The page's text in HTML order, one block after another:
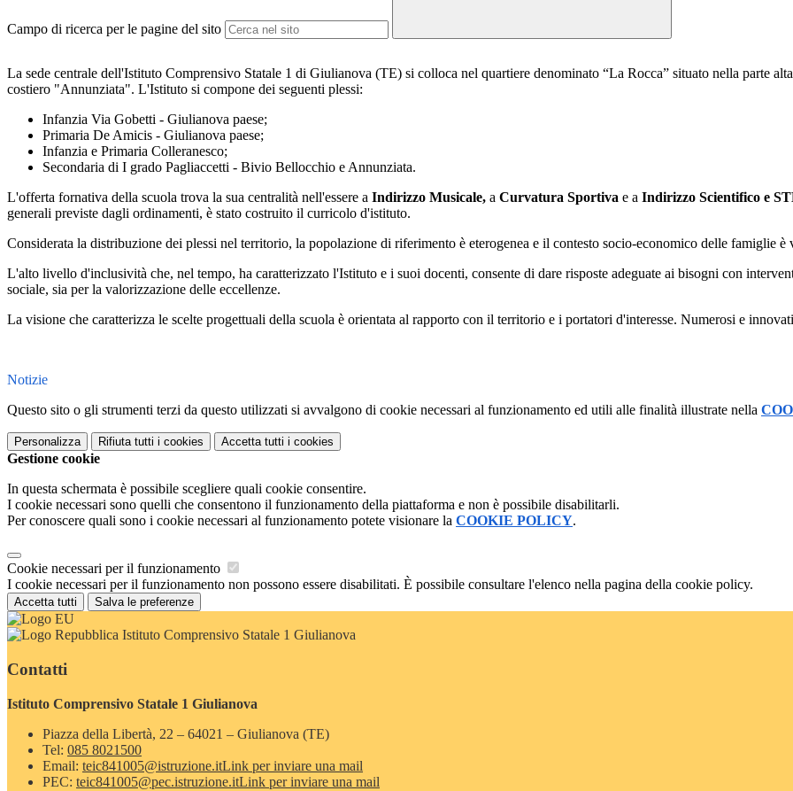
Campo di ricerca per le pagine del sito
La sede centrale dell'Istituto Comprensivo Statale 1 di Giulianova (TE) si colloca nel quartiere denominato “La Rocca” situato nella parte
costiero "Annunziata". L'Istituto si compone dei seguenti plessi:
Infanzia Via Gobetti - Giulianova paese;
Primaria De Amicis - Giulianova paese;
Infanzia e Primaria Colleranesco;
Secondaria di I grado Pagliaccetti - Bivio Bellocchio e Annunziata.
L'offerta fornativa della scuola trova la sua centralità nell'essere a Indirizzo Musicale, a Curvatura Sportiva e a Indirizzo Scientifico e
generali previste dagli ordinamenti, è stato costruito il curricolo d'istituto.
Considerata la distribuzione dei plessi nel territorio, la popolazione di riferimento è eterogenea e il contesto socio-economico delle famiglie è
L'alto livello d'inclusività che, nel tempo, ha caratterizzato l'Istituto e i suoi docenti, consente di dare risposte adeguate ai bisogni con
sociale, sia per la valorizzazione delle eccellenze.
La visione che caratterizza le scelte progettuali della scuola è orientata al rapporto con il territorio e i portatori d'interesse. Numerosi e
Notizie
Questo sito o gli strumenti terzi da questo utilizzati si avvalgono di cookie necessari al funzionamento ed utili alle finalità illustrate nella
Personalizza Rifiuta tutti i cookies Accetta tutti i cookies
Gestione cookie
In questa schermata è possibile scegliere quali cookie consentire.
I cookie necessari sono quelli che consentono il funzionamento della piattaforma e non è possibile disabilitarli.
Per conoscere quali sono i cookie necessari al funzionamento potete visionare la COOKIE POLICY.
Cookie necessari per il funzionamento
I cookie necessari per il funzionamento non possono essere disabilitati. È possibile consultare l'elenco nella pagina della cookie policy.
Accetta tutti Salva le preferenze
Istituto Comprensivo Statale 1 Giulianova
Contatti
Istituto Comprensivo Statale 1 Giulianova
Piazza della Libertà, 22 – 64021 – Giulianova (TE)
Tel: 085 8021500
Email: teic841005@istruzione.itLink per inviare una mail
PEC: teic841005@pec.istruzione.itLink per inviare una mail